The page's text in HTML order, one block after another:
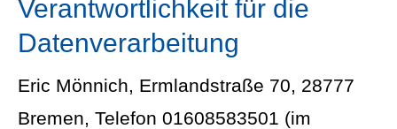
Verantwortlichkeit für die
Datenverarbeitung
Eric Mönnich, Ermlandstraße 70, 28777
Bremen, Telefon 01608583501 (im